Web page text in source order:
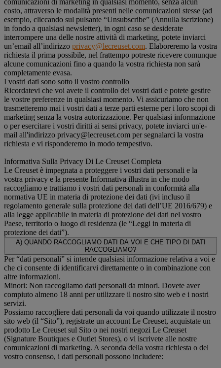
costo, attraverso le modalità presenti nelle comunicazioni stesse (ad
esempio, cliccando sul pulsante “Unsubscribe” (Annulla iscrizione)
in fondo a qualsiasi newsletter), in ogni caso se desiderate
interrompere una delle nostre attività di marketing, potete inviarci
un’email all’indirizzo privacy@lecreuset.com. Elaboreremo la vostra
richiesta il prima possibile, nel frattempo potreste ricevere comunque
alcune comunicazioni fino a quando la vostra richiesta non sarà
completamente evasa.
I vostri dati sono sotto il vostro controllo
Ricordatevi che voi avete il controllo dei vostri dati e potete gestire
le vostre preferenze in qualsiasi momento. Vi assicuriamo che non
trasmetteremo mai i vostri dati a terze parti esterne per i loro scopi di
marketing senza la vostra autorizzazione. Per qualsiasi informazione
o per esercitare i vostri diritti ai sensi privacy, potete inviarci un'e-
mail all'indirizzo privacy@lecreuset.com per segnalarci la vostra
richiesta e vi risponderemo in modo tempestivo.
Informativa Sulla Privacy Di Le Creuset Completa
Le Creuset è impegnata a proteggere i vostri dati personali e la
vostra privacy e la presente Informativa illustra in che modo
raccogliamo e trattiamo i vostri dati personali in conformità alla
normativa UE in materia di protezione dei dati (ivi incluso il
regolamento generale sulla protezione dei dati dell’UE 2016/679) e
alla legge applicabile in materia di protezione dei dati nel vostro
Paese, territorio o luogo di residenza (le “Leggi in materia di
protezione dei dati”).
A) QUANDO RACCOGLIAMO DATI DA VOI E CHE TIPO DI DATI
RACCOGLIAMO?
Per “dati personali” si intende qualsiasi informazione relativa a voi e
che ci consente di identificarvi direttamente o in combinazione con
altre informazioni.
Minori: Non raccogliamo dati personali da minori. Dovete aver
compiuto almeno 18 anni per utilizzare il nostro sito web e i nostri
servizi.
Possiamo raccogliere dati personali da voi quando utilizzate il nostro
sito web (il “Sito”), registrate un account Le Creuset, acquistate un
prodotto Le Creuset sul Sito o nei nostri negozi Le Creuset
(Signature Boutiques e Outlet Stores), o vi iscrivete alle nostre
comunicazioni di marketing. A seconda della vostra richiesta o del
vostro consenso, i dati personali possono includere: